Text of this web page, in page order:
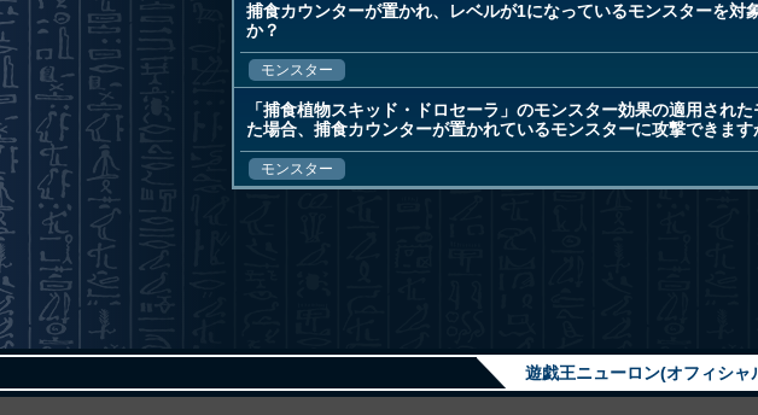
捕食カウンターが置かれ、レベルが1になっているモンスターを
か？
モンスター
「捕食植物スキッド・ドロセーラ」のモンスター効果の適用され
た場合、捕食カウンターが置かれているモンスターに攻撃できます
モンスター
遊戯王ニューロン(オフィシ